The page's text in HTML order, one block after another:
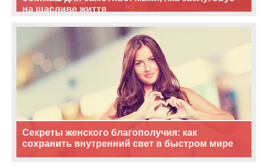
на щасливе життя
Секреты женского благополучия: как
сохранить внутренний свет в быстром мире